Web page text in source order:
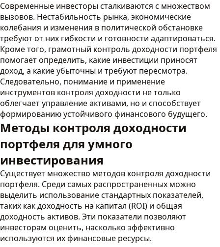
Современные инвесторы сталкиваются с множеством
вызовов. Нестабильность рынка, экономические
колебания и изменения в политической обстановке
требуют от них гибкости и готовности адаптироваться.
Кроме того, грамотный контроль доходности портфеля
помогает определить, какие инвестиции приносят
доход, а какие убыточны и требуют пересмотра.
Следовательно, понимание и применение
инструментов контроля доходности не только
облегчает управление активами, но и способствует
формированию устойчивого финансового будущего.
Методы контроля доходности
портфеля для умного
инвестирования
Существует множество методов контроля доходности
портфеля. Среди самых распространенных можно
выделить использование стандартных показателей,
таких как доходность на капитал (ROI) и общая
доходность активов. Эти показатели позволяют
инвесторам оценить, насколько эффективно
используются их финансовые ресурсы.